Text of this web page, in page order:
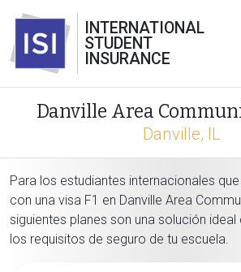
INTERNATIONAL
STUDENT
INSURANCE
Danville Area
Danville, IL
Para los estudiantes internacionales
con una visa F1 en Danville Area
siguientes planes son una solución
los requisitos de seguro de tu escuela.